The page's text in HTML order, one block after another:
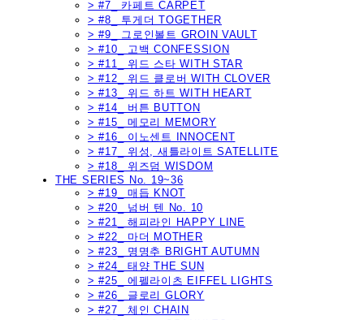
> #7_ 카페트 CARPET
> #8_ 투게더 TOGETHER
> #9_ 그로인볼트 GROIN VAULT
> #10_ 고백 CONFESSION
> #11_ 위드 스타 WITH STAR
> #12_ 위드 클로버 WITH CLOVER
> #13_ 위드 하트 WITH HEART
> #14_ 버튼 BUTTON
> #15_ 메모리 MEMORY
> #16_ 이노센트 INNOCENT
> #17_ 위성, 새틀라이트 SATELLITE
> #18_ 위즈덤 WISDOM
THE SERIES No. 19~36
> #19_ 매듭 KNOT
> #20_ 넘버 텐 No. 10
> #21_ 해피라인 HAPPY LINE
> #22_ 마더 MOTHER
> #23_ 명명추 BRIGHT AUTUMN
> #24_ 태양 THE SUN
> #25_ 에펠라이츠 EIFFEL LIGHTS
> #26_ 글로리 GLORY
> #27_ 체인 CHAIN